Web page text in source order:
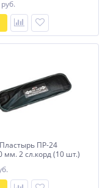
руб.
ПР-24
мм. 2 сл.корд (10 шт.)